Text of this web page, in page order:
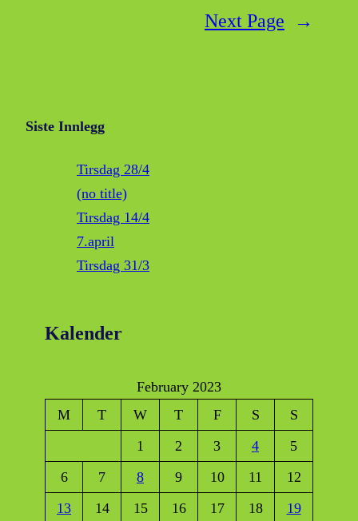
Next Page
→
Siste Innlegg
Tirsdag 28/4
(no title)
Tirsdag 14/4
7.april
Tirsdag 31/3
Kalender
February 2023
M
T W T F S
S
1
2 3 4
5
6
7 8 9 10 11
12
13
14 15 16 17 18
19